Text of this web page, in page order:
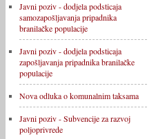
Javni poziv - dodjela podsticaja
samozapošljavanja pripadnika
branilačke populacije
Javni poziv - dodjela podsticaja
zapošljavanja pripadnika branilačke
populacije
Nova odluka o komunalnim taksama
Javni poziv - Subvencije za razvoj
poljoprivrede